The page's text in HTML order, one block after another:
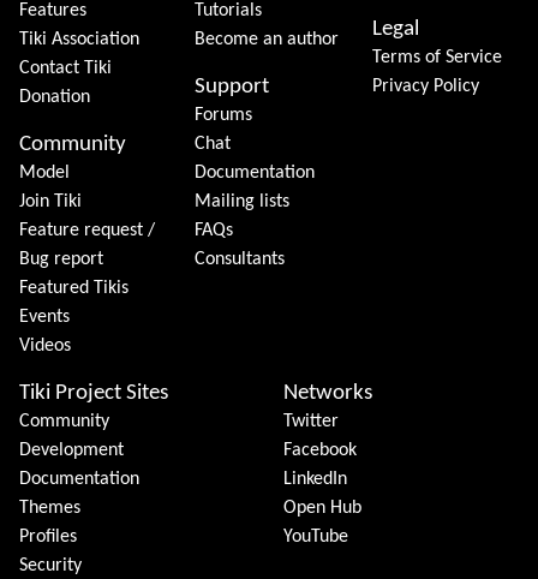
Features
Tiki Association
Contact Tiki
Donation
Community
Model
Join Tiki
Feature request /
Bug report
Featured Tikis
Events
Videos
Tutorials
Become an author
Support
Forums
Chat
Documentation
Mailing lists
FAQs
Consultants
Legal
Terms of Service
Privacy Policy
Tiki Project Sites
Community
Development
Documentation
Themes
Profiles
Security
Networks
Twitter
Facebook
LinkedIn
Open Hub
YouTube